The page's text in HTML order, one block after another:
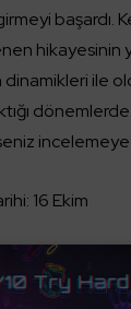
başardı.
hikayesinin
ile
incelemeye
16 Ekim